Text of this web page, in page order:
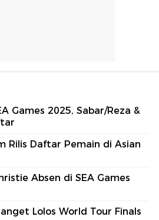
Games 2025, Sabar/Reza &
Rilis Daftar Pemain di Asian
Absen di SEA Games
Lolos World Tour Finals